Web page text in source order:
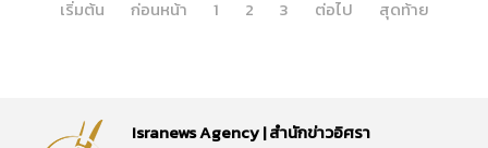
เริ่มต้น ก่อนหน้า 1 2 3 ต่อไป สุดท้าย
Isranews Agency | สำนักข่าวอิศรา